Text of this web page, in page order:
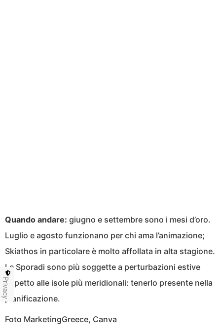
Quando andare: giugno e settembre sono i mesi d’oro.
Luglio e agosto funzionano per chi ama l’animazione;
Skiathos in particolare è molto affollata in alta stagione.
Le Sporadi sono più soggette a perturbazioni estive
rispetto alle isole più meridionali: tenerlo presente nella
pianificazione.
Foto MarketingGreece, Canva
Privacy